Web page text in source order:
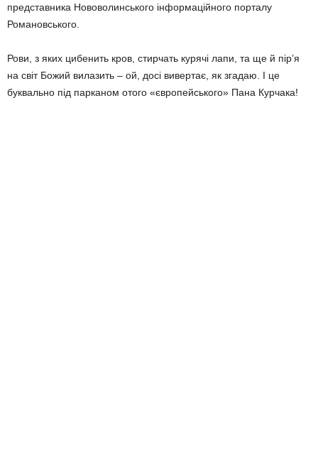
представника Нововолинського інформаційного порталу
Романовського.
Рови, з яких цибенить кров, стирчать курячі лапи, та ще й пір’я
на світ Божий вилазить – ой, досі вивертає, як згадаю. І це
буквально під парканом отого «європейського» Пана Курчака!